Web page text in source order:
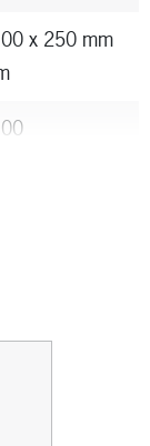
x 250 mm